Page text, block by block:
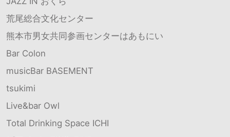
荒尾総合文化センター
熊本市男女共同参画センターはあもにい
Bar Colon
musicBar BASEMENT
tsukimi
Live&bar Owl
Total Drinking Space ICHI